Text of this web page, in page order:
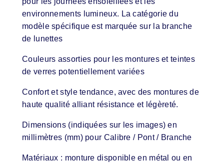
environnements lumineux. La catégorie du
modèle spécifique est marquée sur la branche
de lunettes
Couleurs assorties pour les montures et teintes
de verres potentiellement variées
Confort et style tendance, avec des montures de
haute qualité alliant résistance et légèreté.
Dimensions (indiquées sur les images) en
millimètres (mm) pour Calibre / Pont / Branche
Matériaux : monture disponible en métal ou en